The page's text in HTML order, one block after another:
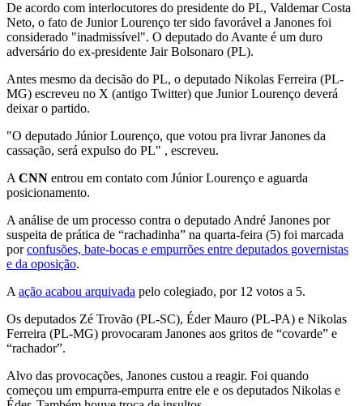
De acordo com interlocutores do presidente do PL, Valdemar Costa
Neto, o fato de Junior Lourenço ter sido favorável a Janones foi
considerado "inadmissível". O deputado do Avante é um duro
adversário do ex-presidente Jair Bolsonaro (PL).
Antes mesmo da decisão do PL, o deputado Nikolas Ferreira (PL-
MG) escreveu no X (antigo Twitter) que Junior Lourenço deverá
deixar o partido.
"O deputado Júnior Lourenço, que votou pra livrar Janones da
cassação, será expulso do PL" , escreveu.
A CNN entrou em contato com Júnior Lourenço e aguarda
posicionamento.
A análise de um processo contra o deputado André Janones por
suspeita de prática de “rachadinha” na quarta-feira (5) foi marcada
porconfusões, bate-bocas e empurrões entre deputados governistas
e da oposição.
A ação acabou arquivada pelo colegiado, por 12 votos a 5.
Os deputados Zé Trovão (PL-SC), Éder Mauro (PL-PA) e Nikolas
Ferreira (PL-MG) provocaram Janones aos gritos de “covarde” e
“rachador”.
Alvo das provocações, Janones custou a reagir. Foi quando
começou um empurra-empurra entre ele e os deputados Nikolas e